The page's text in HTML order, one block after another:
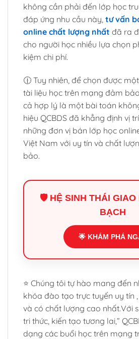
không cần phải đến lớp học
đáp ứng nhu cầu này, tư vấn
online chất lượng nhất đã ra
cho người học nhiều lựa chọn
kiệm chi phí.
🕧 Tuy nhiên, để chọn được
tài liệu học trên mạng đảm
cả hợp lý là một bài toán
hiệu QCBDS đã khẳng định vị
những đơn vị bán lớp học
Việt Nam với uy tín và chất
bảo.
🛡️ HỆ SINH THÁI GIAO
BẠCH
🌟 KHÁM PHÁ
⭐ Chúng tôi tự hào mang đến
khóa đào tạo trực tuyến uy tín
và có chất lượng cao nhất.Với
tri thức, kiến tạo tương lai,”
dạng các buổi học trên mạng